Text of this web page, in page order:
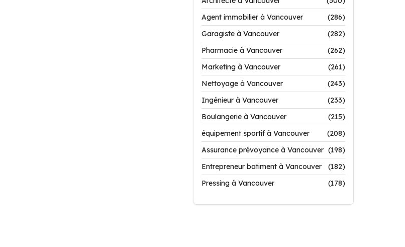
Agent immobilier à Vancouver
(286)
Garagiste à Vancouver
(282)
Pharmacie à Vancouver
(262)
Marketing à Vancouver
(261)
Nettoyage à Vancouver
(243)
Ingénieur à Vancouver
(233)
Boulangerie à Vancouver
(215)
équipement sportif à Vancouver
(208)
Assurance prévoyance à Vancouver (198)
Entrepreneur batiment à Vancouver
(182)
Pressing à Vancouver
(178)